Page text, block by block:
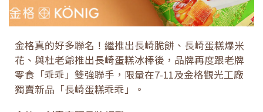
金格真的好多聯名！繼推出長崎脆餅、長崎蛋糕爆米
花、與杜老爺推出長崎蛋糕冰棒後，品牌再度跟老牌
零食「乖乖」雙強聯手，限量在7-11及金格觀光工廠
獨賣新品「長崎蛋糕乖乖」。